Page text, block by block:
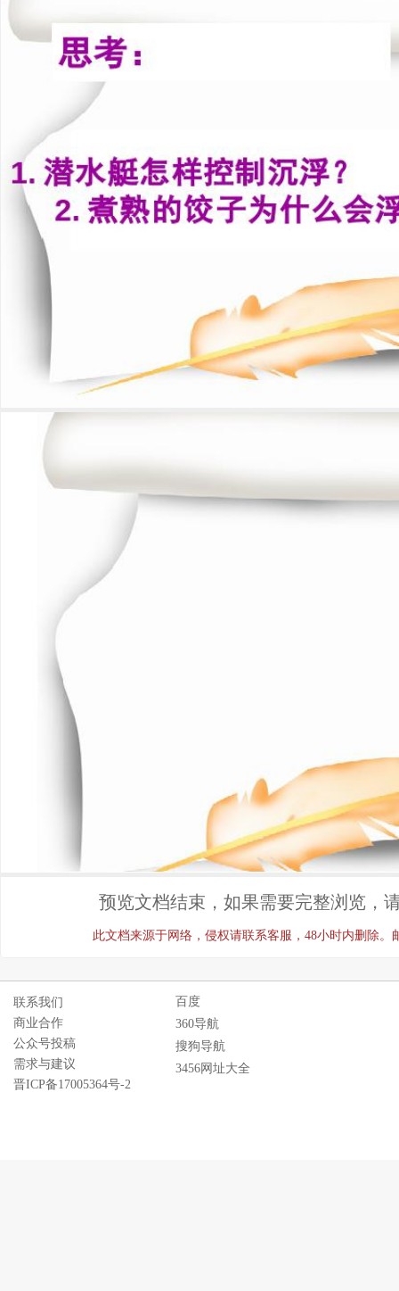
预览文档结束，如果需要完整浏览，
此文档来源于网络，侵权请联系客服，48小时内删除。
联系我们
商业合作
公众号投稿
需求与建议
晋ICP备17005364号-2
百度
360导航
搜狗导航
3456网址大全